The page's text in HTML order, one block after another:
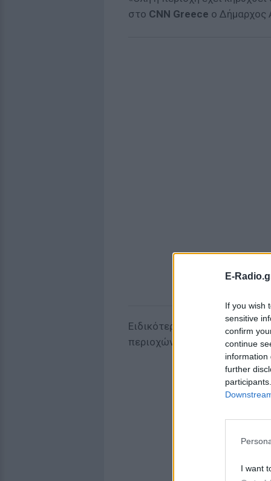
E-
If you wish
sensitive
confirm
continue
information
further
I want
στο CNN Greece ο Δήμαρχος
Ειδικότερα, σήμερα Κυριακή
περιοχών
Αμφιτρίτη,